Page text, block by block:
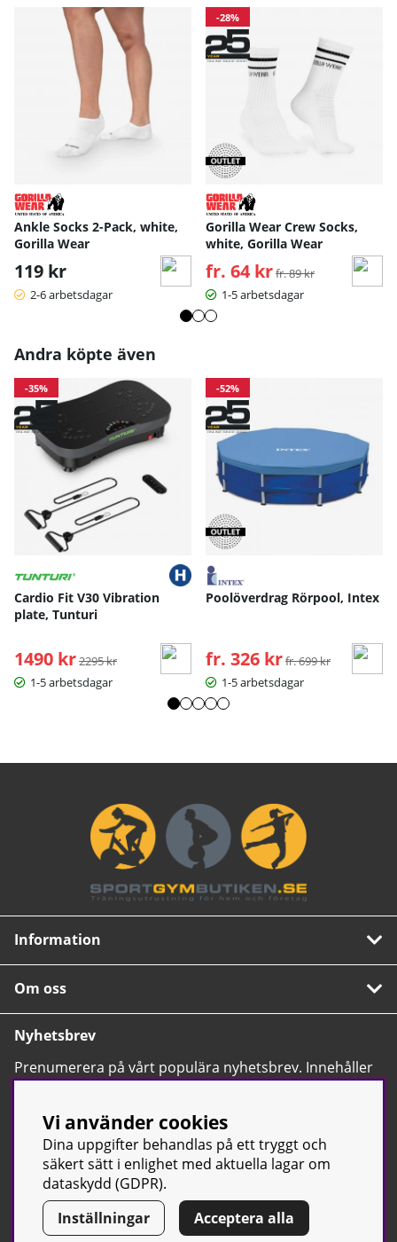
Ankle Socks 2-Pack, white,
Gorilla Wear
119 kr
2-6 arbetsdagar
-28%
Gorilla Wear Crew Socks,
white, Gorilla Wear
fr. 64 kr Ordinarie pris:
fr. 89 kr
1-5 arbetsdagar
Andra köpte även
-35%
Cardio Fit V30 Vibration
plate, Tunturi
1490 kr Ordinarie pris:
2295 kr
1-5 arbetsdagar
-52%
Poolöverdrag Rörpool, Intex
fr. 326 kr Ordinarie pris:
fr. 699 kr
1-5 arbetsdagar
Information
Om oss
Nyhetsbrev
Prenumerera på vårt populära nyhetsbrev. Innehåller
tips, nyheter och våra allra bästa erbjudanden.
© Sport & Gym Butiken JTC AB | Kontakta oss| All rights reserved
| Org.nr: 556668-7058 | Tel: 0500-42 87 00
Vi använder cookies
Dina uppgifter behandlas på ett tryggt och
säkert sätt i enlighet med aktuella lagar om
dataskydd (GDPR).
Inställningar
Acceptera alla